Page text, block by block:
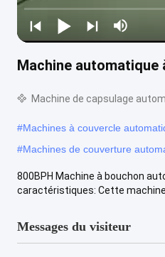
Machine automatique
Machine de capsulage
#Machines à couvercle
#Machines de couverture
800BPH Machine à bouchon
caractéristiques: Cette
Messages du visiteur